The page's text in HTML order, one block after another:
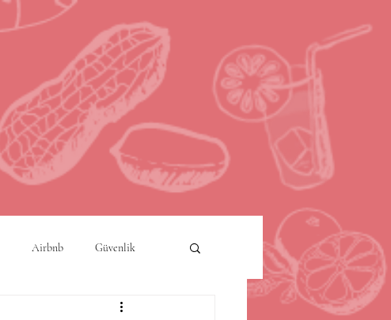
Airbnb Güvenlik
Akıllı Şehirler